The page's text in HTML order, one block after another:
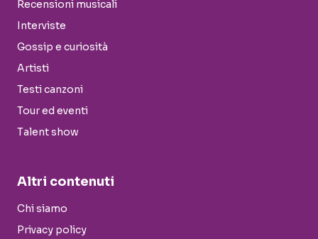
Recensioni musicali
Interviste
Gossip e curiosità
Artisti
Testi canzoni
Tour ed eventi
Talent show
Altri contenuti
Chi siamo
Privacy policy